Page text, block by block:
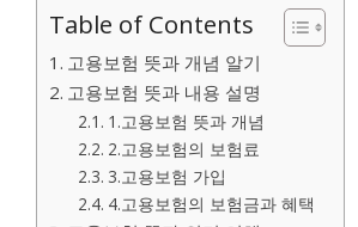
Table of Contents
고용보험 뜻과 개념 알기
고용보험 뜻과 내용 설명
1.고용보험 뜻과 개념
2.고용보험의 보험료
3.고용보험 가입
4.고용보험의 보험금과 혜택